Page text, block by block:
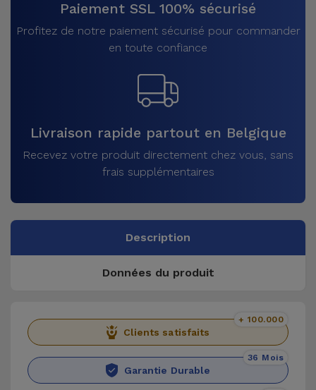
Paiement SSL 100% sécurisé
Profitez de notre paiement sécurisé pour commander
en toute confiance
Livraison rapide partout en Belgique
Recevez votre produit directement chez vous, sans
frais supplémentaires
Description
Données du produit
Clients satisfaits
+ 100.000
Garantie Durable
36 Mois